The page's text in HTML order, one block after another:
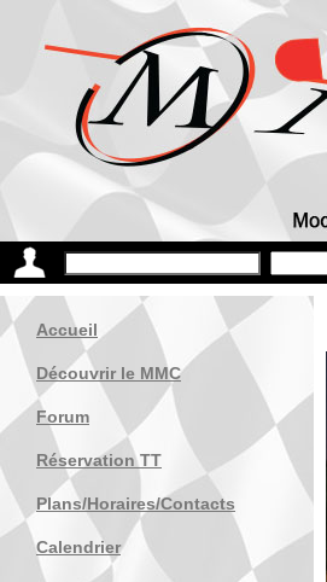
Accueil
Découvrir le MMC
Forum
Réservation TT
Plans/Horaires/Contacts
Calendrier